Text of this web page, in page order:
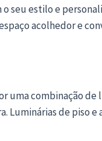
seu estilo e
acolhedor e
uma combinação de
Luminárias de piso e